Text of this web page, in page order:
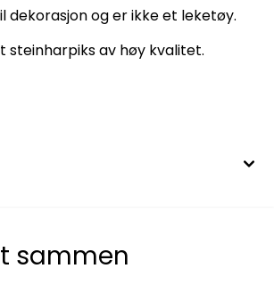
dekorasjon og er ikke et leketøy.
steinharpiks av høy kvalitet.
sammen